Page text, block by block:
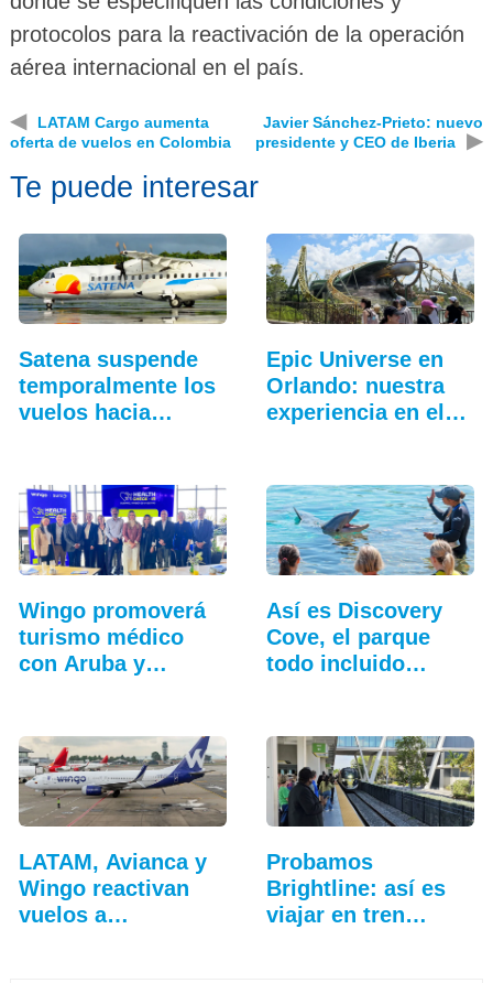
protocolos para la reactivación de la operación
aérea internacional en el país.
◀
LATAM Cargo aumenta
oferta de vuelos en Colombia
Javier Sánchez-Prieto: nuevo
presidente y CEO de Iberia
▶
Te puede interesar
Satena suspende
temporalmente los
vuelos hacia…
Epic Universe en
Orlando: nuestra
experiencia en el…
Wingo promoverá
turismo médico
con Aruba y
Así es Discovery
Cove, el parque
todo incluido
LATAM, Avianca y
Wingo reactivan
vuelos a
Probamos
Brightline: así es
viajar en tren